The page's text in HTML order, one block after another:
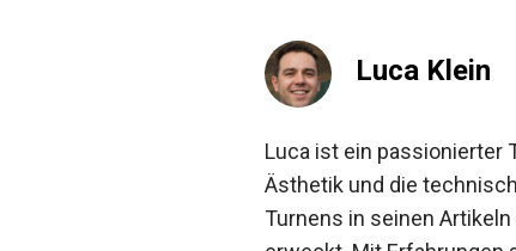
Luca Klein
Luca ist ein passionierter
Ästhetik und die
Turnens in seinen Artikeln
im Sale bei Decathlon an!